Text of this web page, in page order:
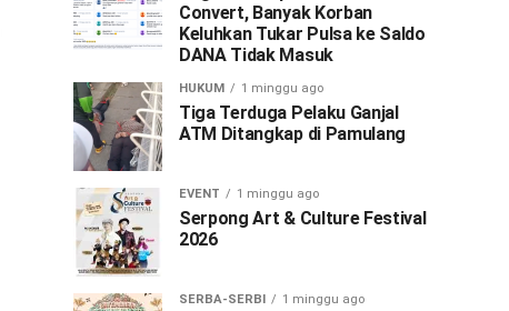
Convert, Banyak Korban
Keluhkan Tukar Pulsa ke Saldo
DANA Tidak Masuk
HUKUM 1 minggu ago
Tiga Terduga Pelaku Ganjal
ATM Ditangkap di Pamulang
EVENT 1 minggu ago
Serpong Art & Culture Festival
2026
SERBA-SERBI 1 minggu ago